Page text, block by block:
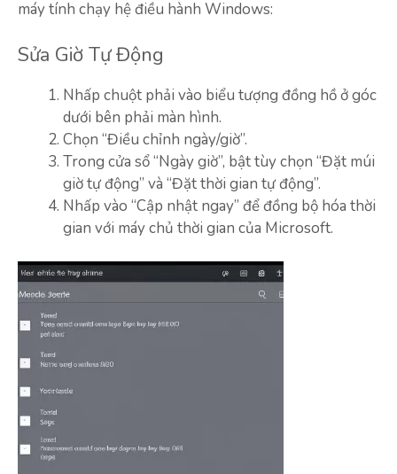
máy tính chạy hệ điều hành Windows:
Sửa Giờ Tự Động
Nhấp chuột phải vào biểu tượng đồng hồ ở góc
dưới bên phải màn hình.
Chọn “Điều chỉnh ngày/giờ”.
Trong cửa sổ “Ngày giờ”, bật tùy chọn “Đặt múi
giờ tự động” và “Đặt thời gian tự động”.
Nhấp vào “Cập nhật ngay” để đồng bộ hóa thời
gian với máy chủ thời gian của Microsoft.